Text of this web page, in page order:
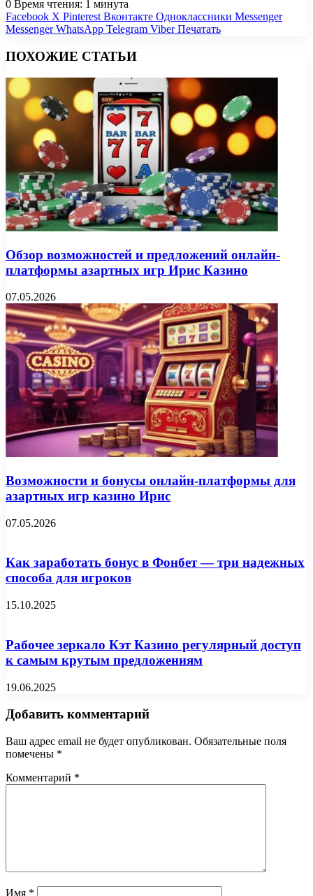
0 Время чтения: 1 минута
Facebook X Pinterest Вконтакте Одноклассники Messenger
Messenger WhatsApp Telegram Viber Печатать
ПОХОЖИЕ СТАТЬИ
Обзор возможностей и предложений онлайн-
платформы азартных игр Ирис Казино
07.05.2026
Возможности и бонусы онлайн-платформы для
азартных игр казино Ирис
07.05.2026
Как заработать бонус в Фонбет — три надежных
способа для игроков
15.10.2025
Рабочее зеркало Кэт Казино регулярный доступ
к самым крутым предложениям
19.06.2025
Добавить комментарий
Ваш адрес email не будет опубликован. Обязательные поля
помечены *
Комментарий *
Имя *